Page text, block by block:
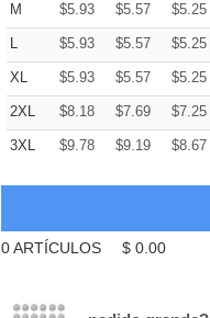
M $5.93 $5.57 $5.25
L $5.93 $5.57 $5.25
XL $5.93 $5.57 $5.25
2XL $8.18 $7.69 $7.25
3XL $9.78 $9.19 $8.67
0ARTÍCULOS $ 0.00